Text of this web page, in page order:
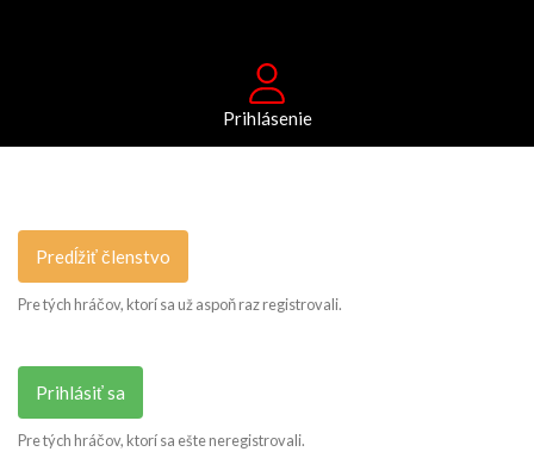
Prihlásenie
Predĺžiť členstvo
Pre tých hráčov, ktorí sa už aspoň raz registrovali.
Prihlásiť sa
Pre tých hráčov, ktorí sa ešte neregistrovali.